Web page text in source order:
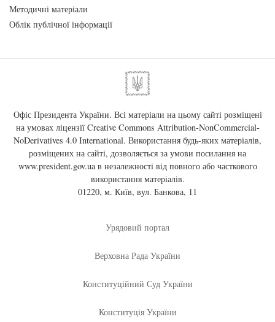
Методичні матеріали
Облік публічної інформації
Офіс Президента України. Всі матеріали на цьому сайті розміщені
на умовах ліцензії Creative Commons Attribution-NonCommercial-
NoDerivatives 4.0 International. Використання будь-яких матеріалів,
розміщених на сайті, дозволяється за умови посилання на
www.president.gov.uaв незалежності від повного або часткового
використання матеріалів.
01220, м. Київ, вул. Банкова, 11
Урядовий портал
Верховна Рада України
Конституційний Суд України
Конституція України